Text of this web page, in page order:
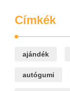
Címkék
ajándék
autógumi